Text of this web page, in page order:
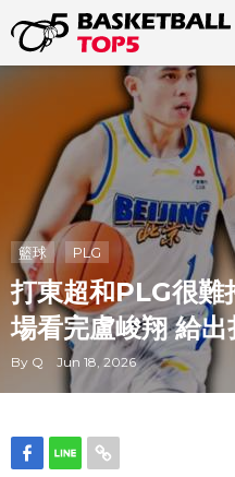
籃球 PLG
打東超和PLG很難
場看完盧峻翔 給
By Q Jun 18, 2026